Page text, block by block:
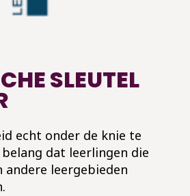
SLEUTEL
echt onder de knie te
dat leerlingen die
andere leergebieden